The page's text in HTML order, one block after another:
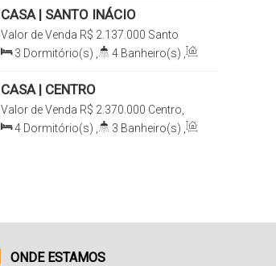
Suíte(s)
2 Vaga(s),
Terreno:
533m²
CASA | SANTO INÁCIO
R$ 2.137.000
Valor de Venda
Santo
Inácio, Santa Cruz do Sul, Rio Grande
3 Dormitório(s) 4 Banheiro(s)
Suíte(s)
2 Vaga(s)
CASA | CENTRO
R$ 2.370.000
Valor de Venda
Centro,
Santa Cruz do Sul, Rio Grande do Sul,
4 Dormitório(s) 3 Banheiro(s)
ONDE ESTAMOS